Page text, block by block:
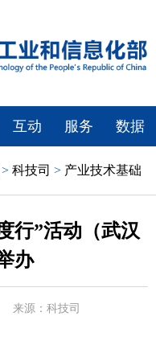
互动 服务 数据
> 科技司 > 产业技术基础
行”活动（武汉
办
来源：科技司